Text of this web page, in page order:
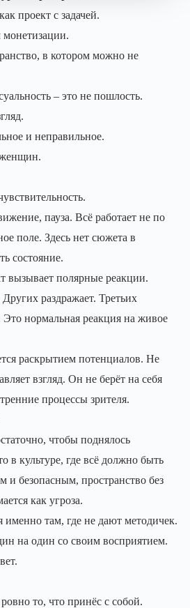
проект с задачей.
в котором можно не
– это не пошлость.
и неправильное.
пауза. Всё работает не по
поле. Здесь нет сюжета в
состояние.
вызывает полярные реакции.
раздражает. Третьих
Это нормальная реакция на живое
раскрытием потенциалов. Не
взгляд. Он не берёт на себя
процессы зрителя.
чтобы поднялось
в культуре, где всё должно быть
и безопасным, пространство без
как угроза.
именно там, где не дают методичек.
на один со своим восприятием.
то, что принёс с собой.